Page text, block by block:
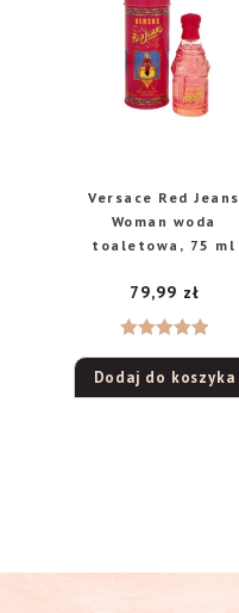
Versace Red Jeans
Woman woda
toaletowa, 75 ml
5.00na 5
79,99 zł
Dodaj do koszyka